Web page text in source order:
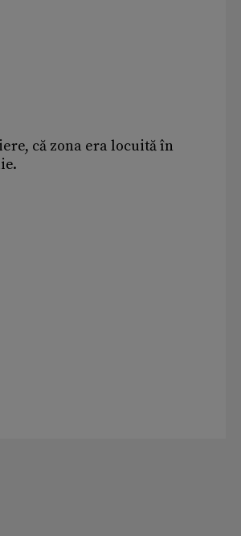
că zona era locuită în